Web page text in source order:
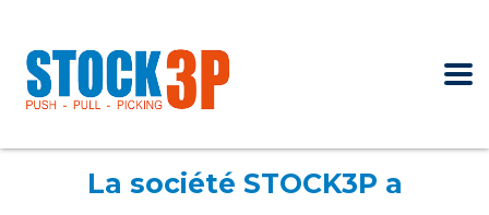
La société STOCK3P a